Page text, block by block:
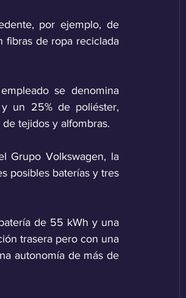
por ejemplo, de
fibras de ropa reciclada
se denomina
y un 25% de poliéster,
tejidos y alfombras.
Grupo Volkswagen, la
posibles baterías y tres
de 55 kWh y una
trasera pero con una
autonomía de más de